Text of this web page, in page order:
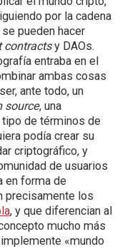
por la cadena
pueden hacer
contractsy DAOs.
entraba en el
ambas cosas
ante todo, un
source, una
de términos de
podía crear su
criptográfico, y
de usuarios
en forma de
precisamente los
, y que diferencian al
mucho más
«mundo